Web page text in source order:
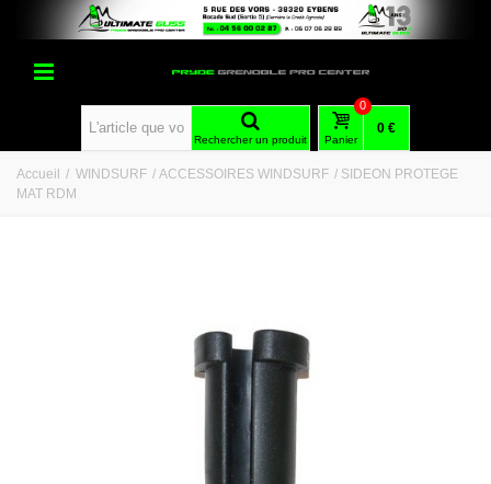
Rechercher un produit Panier
0
0 €
Accueil / WINDSURF / ACCESSOIRES WINDSURF / SIDEON PROTEGE
MAT RDM